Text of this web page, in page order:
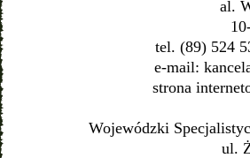
al.
tel. (89) 524
e-mail:
strona
Wojewódzki
ul.